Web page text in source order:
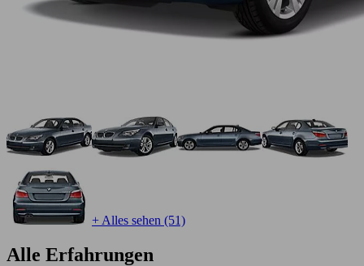
+ Alles sehen (51)
Alle Erfahrungen